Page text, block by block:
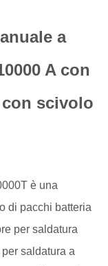
a
A con
scivolo
è una
di pacchi batteria
per saldatura
saldatura a